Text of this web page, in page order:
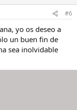
#6
yo os deseo a
un buen fin de
sea inolvidable